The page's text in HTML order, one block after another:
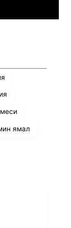
ямал